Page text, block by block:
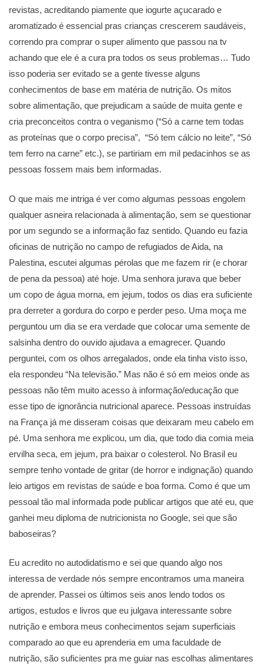
revistas, acreditando piamente que iogurte açucarado e
aromatizado é essencial pras crianças crescerem saudáveis,
correndo pra comprar o super alimento que passou na tv
achando que ele é a cura pra todos os seus problemas… Tudo
isso poderia ser evitado se a gente tivesse alguns
conhecimentos de base em matéria de nutrição. Os mitos
sobre alimentação, que prejudicam a saúde de muita gente e
cria preconceitos contra o veganismo (“Só a carne tem todas
as proteínas que o corpo precisa”, “Só tem cálcio no leite”, “Só
tem ferro na carne” etc.), se partiriam em mil pedacinhos se as
pessoas fossem mais bem informadas.
O que mais me intriga é ver como algumas pessoas engolem
qualquer asneira relacionada à alimentação, sem se questionar
por um segundo se a informação faz sentido. Quando eu fazia
oficinas de nutrição no campo de refugiados de Aida, na
Palestina, escutei algumas pérolas que me fazem rir (e chorar
de pena da pessoa) até hoje. Uma senhora jurava que beber
um copo de água morna, em jejum, todos os dias era suficiente
pra derreter a gordura do corpo e perder peso. Uma moça me
perguntou um dia se era verdade que colocar uma semente de
salsinha dentro do ouvido ajudava a emagrecer. Quando
perguntei, com os olhos arregalados, onde ela tinha visto isso,
ela respondeu “Na televisão.” Mas não é só em meios onde as
pessoas não têm muito acesso à informação/educação que
esse tipo de ignorância nutricional aparece. Pessoas instruídas
na França já me disseram coisas que deixaram meu cabelo em
pé. Uma senhora me explicou, um dia, que todo dia comia meia
ervilha seca, em jejum, pra baixar o colesterol. No Brasil eu
sempre tenho vontade de gritar (de horror e indignação) quando
leio artigos em revistas de saúde e boa forma. Como é que um
pessoal tão mal informada pode publicar artigos que até eu, que
ganhei meu diploma de nutricionista no Google, sei que são
baboseiras?
Eu acredito no autodidatismo e sei que quando algo nos
interessa de verdade nós sempre encontramos uma maneira
de aprender. Passei os últimos seis anos lendo todos os
artigos, estudos e livros que eu julgava interessante sobre
nutrição e embora meus conhecimentos sejam superficiais
comparado ao que eu aprenderia em uma faculdade de
nutrição, são suficientes pra me guiar nas escolhas alimentares